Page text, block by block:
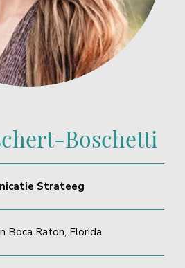
Boschetti
Strateeg
Boca Raton, Florida